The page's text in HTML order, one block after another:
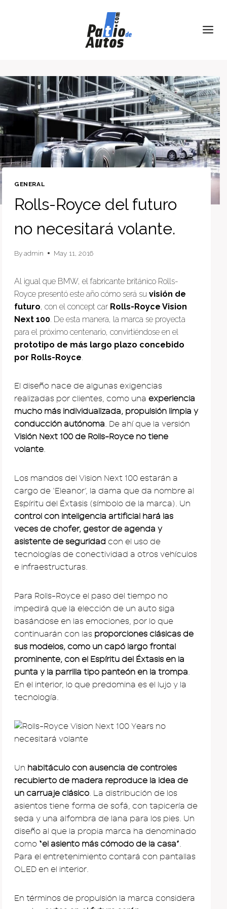
GENERAL
Rolls-Royce del futuro
no necesitará volante.
Byadmin May 11, 2016
Al igual que BMW, el fabricante británico Rolls-
Royce presentó este año cómo será su visión de
futuro, con el concept car Rolls-Royce Vision
Next 100. De esta manera, la marca se proyecta
para el próximo centenario, convirtiéndose en el
prototipo de más largo plazo concebido
por Rolls-Royce.
El diseño nace de algunas exigencias
realizadas por clientes, como una experiencia
mucho más individualizada, propulsión limpia y
conducción autónoma. De ahí que la versión
Visión Next 100 de Rolls-Royce no tiene
volante.
Los mandos del Vision Next 100 estarán a
cargo de ‘Eleanor’, la dama que da nombre al
Espíritu del Éxtasis (símbolo de la marca). Un
control con inteligencia artificial hará las
veces de chofer, gestor de agenda y
asistente de seguridad con el uso de
tecnologías de conectividad a otros vehículos
e infraestructuras.
Para Rolls-Royce el paso del tiempo no
impedirá que la elección de un auto siga
basándose en las emociones, por lo que
continuarán con las proporciones clásicas de
sus modelos, como un capó largo frontal
prominente, con el Espíritu del Éxtasis en la
punta y la parrilla tipo panteón en la trompa.
En el interior, lo que predomina es el lujo y la
tecnología.
Un habitáculo con ausencia de controles
recubierto de madera reproduce la idea de
un carruaje clásico. La distribución de los
asientos tiene forma de sofá, con tapicería de
seda y una alfombra de lana para los pies. Un
diseño al que la propia marca ha denominado
como “el asiento más cómodo de la casa”.
Para el entretenimiento contará con pantallas
OLED en el interior.
En términos de propulsión la marca considera